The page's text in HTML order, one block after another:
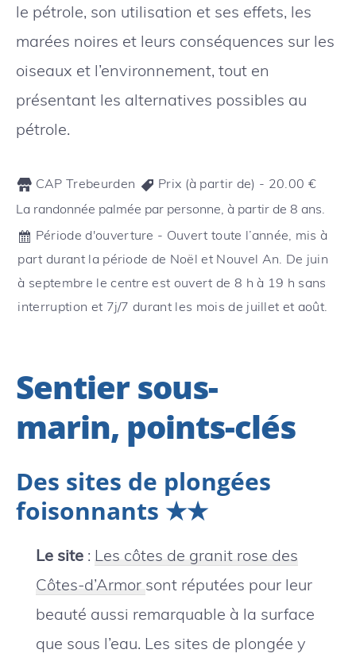
le pétrole, son utilisation et ses effets, les
marées noires et leurs conséquences sur les
oiseaux et l’environnement, tout en
présentant les alternatives possibles au
pétrole.
CAP Trebeurden Prix (à partir de) - 20.00 €
La randonnée palmée par personne, à partir de 8 ans.
Période d'ouverture - Ouvert toute l’année, mis à
part durant la période de Noël et Nouvel An. De juin
à septembre le centre est ouvert de 8 h à 19 h sans
interruption et 7j/7 durant les mois de juillet et août.
Sentier sous-
marin, points-clés
Des sites de plongées
foisonnants ★★
Le site : Les côtes de granit rose des
Côtes-d’Armor sont réputées pour leur
beauté aussi remarquable à la surface
que sous l’eau. Les sites de plongée y